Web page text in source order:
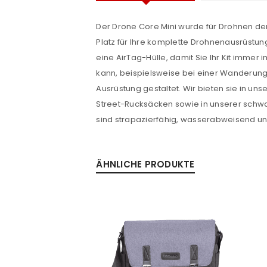
Passwort*
Anmeldeformular
PASSWORT VERGESSEN?
Der Drone Core Mini wurde für Drohnen
Platz für Ihre komplette
eine AirTag-Hülle, damit Sie Ihr Kit
kann, beispielsweise bei einer
Ausrüstung gestaltet. Wir bieten sie in
Street-Rucksäcken sowie in unserer
sind strapazierfähig, wasserabweisend
ÄHNLICHE PRODUKTE